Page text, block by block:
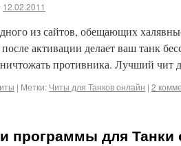
12.02.2011
из сайтов, обещающих
активации делает ваш танк
противника. Лучший чит
| Метки: Читы для Танков онлайн | 2
программы для Танки